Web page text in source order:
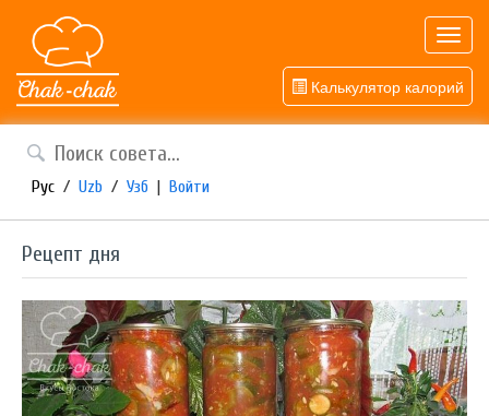
Калькулятор калорий
Рус / Uzb / Узб | Войти
Рецепт дня